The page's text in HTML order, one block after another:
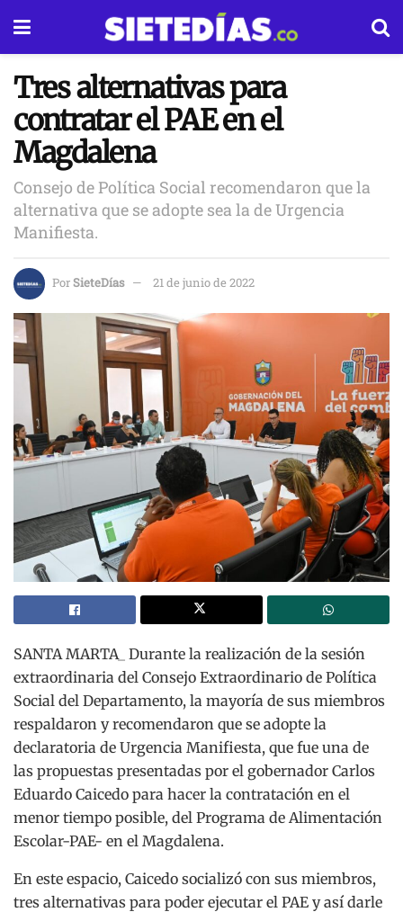
Tres alternativas para
contratar el PAE en el
Magdalena
Consejo de Política Social recomendaron que la
alternativa que se adopte sea la de Urgencia
Manifiesta.
PorSieteDías 21 de junio de 2022
SANTA MARTA_ Durante la realización de la sesión
extraordinaria del Consejo Extraordinario de Política
Social del Departamento, la mayoría de sus miembros
respaldaron y recomendaron que se adopte la
declaratoria de Urgencia Manifiesta, que fue una de
las propuestas presentadas por el gobernador Carlos
Eduardo Caicedo para hacer la contratación en el
menor tiempo posible, del Programa de Alimentación
Escolar-PAE- en el Magdalena.
En este espacio, Caicedo socializó con sus miembros,
tres alternativas para poder ejecutar el PAE y así darle